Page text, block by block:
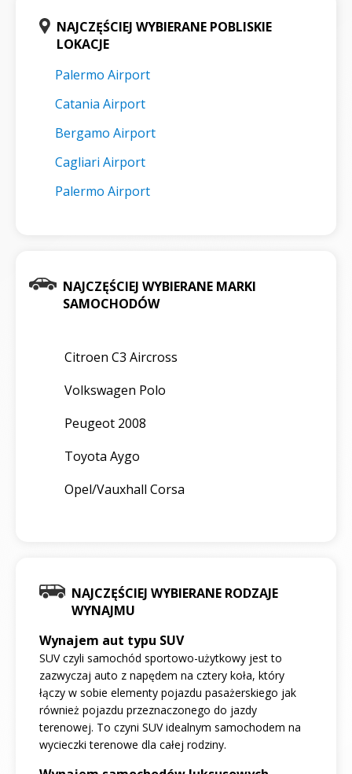
NAJCZĘŚCIEJ WYBIERANE POBLISKIE
LOKACJE
Palermo Airport
Catania Airport
Bergamo Airport
Cagliari Airport
Palermo Airport
NAJCZĘŚCIEJ WYBIERANE MARKI
SAMOCHODÓW
Citroen C3 Aircross
Volkswagen Polo
Peugeot 2008
Toyota Aygo
Opel/Vauxhall Corsa
NAJCZĘŚCIEJ WYBIERANE RODZAJE
WYNAJMU
Wynajem aut typu SUV
SUV czyli samochód sportowo-użytkowy jest to
zazwyczaj auto z napędem na cztery koła, który
łączy w sobie elementy pojazdu pasażerskiego jak
również pojazdu przeznaczonego do jazdy
terenowej. To czyni SUV idealnym samochodem na
wycieczki terenowe dla całej rodziny.